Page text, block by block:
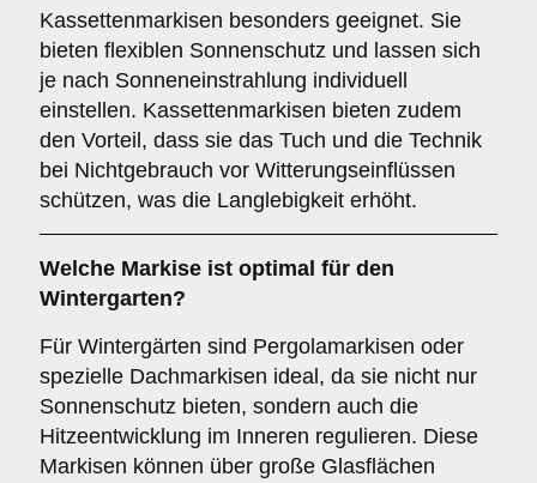
Kassettenmarkisen besonders geeignet. Sie
bieten flexiblen Sonnenschutz und lassen sich
je nach Sonneneinstrahlung individuell
einstellen. Kassettenmarkisen bieten zudem
den Vorteil, dass sie das Tuch und die Technik
bei Nichtgebrauch vor Witterungseinflüssen
schützen, was die Langlebigkeit erhöht.
Welche Markise ist optimal für den
Wintergarten?
Für Wintergärten sind Pergolamarkisen oder
spezielle Dachmarkisen ideal, da sie nicht nur
Sonnenschutz bieten, sondern auch die
Hitzeentwicklung im Inneren regulieren. Diese
Markisen können über große Glasflächen